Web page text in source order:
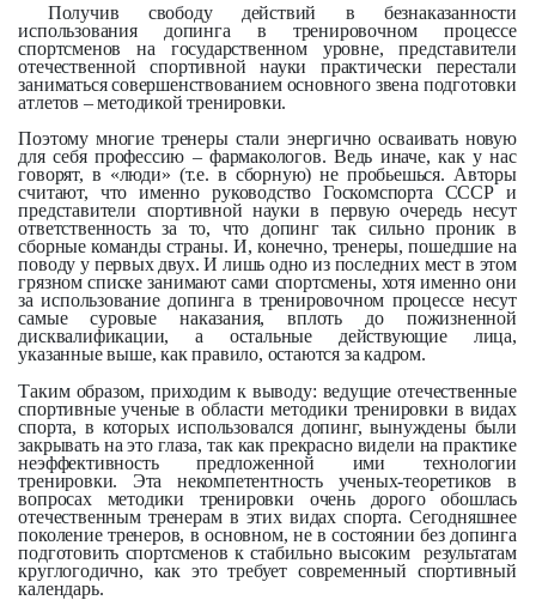
Получив свободу действий в безнаказанности
использования допинга в тренировочном процессе
спортсменов на государственном уровне, представители
отечественной спортивной науки практически перестали
заниматься совершенствованием основного звена подготовки
атлетов – методикой тренировки.
Поэтому многие тренеры стали энергично осваивать новую
для себя профессию – фармакологов. Ведь иначе, как у нас
говорят, в «люди» (т.е. в сборную) не пробьешься. Авторы
считают, что именно руководство Госкомспорта СССР и
представители спортивной науки в первую очередь несут
ответственность за то, что допинг так сильно проник в
сборные команды страны. И, конечно, тренеры, пошедшие на
поводу у первых двух. И лишь одно из последних мест в этом
грязном списке занимают сами спортсмены, хотя именно они
за использование допинга в тренировочном процессе несут
самые суровые наказания, вплоть до пожизненной
дисквалификации, а остальные действующие лица,
указанные выше, как правило, остаются за кадром.
Таким образом, приходим к выводу: ведущие отечественные
спортивные ученые в области методики тренировки в видах
спорта, в которых использовался допинг, вынуждены были
закрывать на это глаза, так как прекрасно видели на практике
неэффективность предложенной ими технологии
тренировки. Эта некомпетентность ученых-теоретиков в
вопросах методики тренировки очень дорого обошлась
отечественным тренерам в этих видах спорта. Сегодняшнее
поколение тренеров, в основном, не в состоянии без допинга
подготовить спортсменов к стабильно высоким результатам
круглогодично, как это требует современный спортивный
календарь.